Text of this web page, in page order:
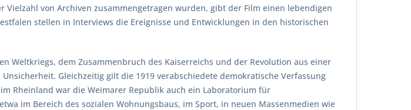
von Archiven zusammengetragen wurden, gibt der Film einen lebendigen
stellen in Interviews die Ereignisse und Entwicklungen in den historischen
Weltkriegs, dem Zusammenbruch des Kaiserreichs und der Revolution aus einer
Gleichzeitig gilt die 1919 verabschiedete demokratische Verfassung
Rheinland war die Weimarer Republik auch ein Laboratorium für
im Bereich des sozialen Wohnungsbaus, im Sport, in neuen Massenmedien wie